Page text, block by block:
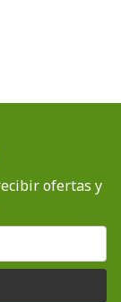
ofertas y